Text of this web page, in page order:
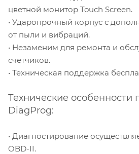
цветной монитор Touch Screen.
• Ударопрочный корпус с
от пыли и вибраций.
• Незаменим для ремонта и
счетчиков.
• Техническая поддержка
Технические особенности
DiagProg:
• Диагностирование
OBD-II.